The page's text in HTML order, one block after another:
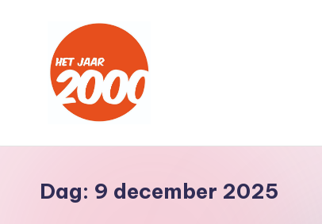
H
t
lang
terug
Dag: 9 december 2025